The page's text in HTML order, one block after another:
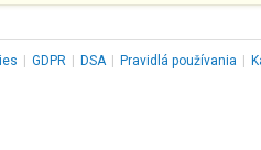
GDPR DSA Pravidlá používania